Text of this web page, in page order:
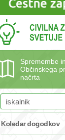
Spremembe
Občinskega
načrta
Koledar dogodkov